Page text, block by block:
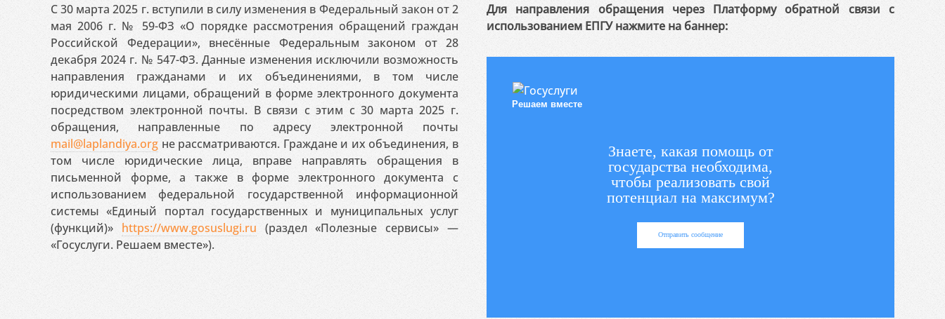
С 30 марта 2025 г. вступили в силу изменения в Федеральный закон от 2
мая 2006 г. № 59-ФЗ «О порядке рассмотрения обращений граждан
Российской Федерации», внесённые Федеральным законом от 28
декабря 2024 г. № 547-ФЗ. Данные изменения исключили возможность
направления гражданами и их объединениями, в том числе
юридическими лицами, обращений в форме электронного документа
посредством электронной почты. В связи с этим с 30 марта 2025 г.
обращения, направленные по адресу электронной почты
mail@laplandiya.org не рассматриваются. Граждане и их объединения, в
том числе юридические лица, вправе направлять обращения в
письменной форме, а также в форме электронного документа с
использованием федеральной государственной информационной
системы «Единый портал государственных и муниципальных услуг
(функций)» https://www.gosuslugi.ru (раздел «Полезные сервисы» —
«Госуслуги. Решаем вместе»).
Для направления обращения через Платформу обратной связи с
использованием ЕПГУ нажмите на баннер:
Решаем вместе
Знаете, какая помощь от
государства необходима,
чтобы реализовать свой
потенциал на максимум?
Отправить сообщение